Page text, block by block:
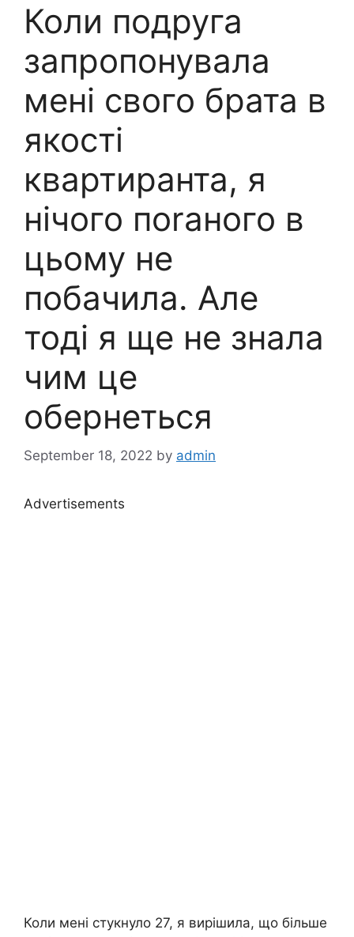
Коли подруга
запропонувала
мені свого брата в
якості
квартиранта, я
нічого пorаного в
цьому не
побачила. Але
тоді я ще не знала
чим це
обернеться
September 18, 2022 by admin
Advertisements
Коли мені стукнуло 27, я вирішила, що більше